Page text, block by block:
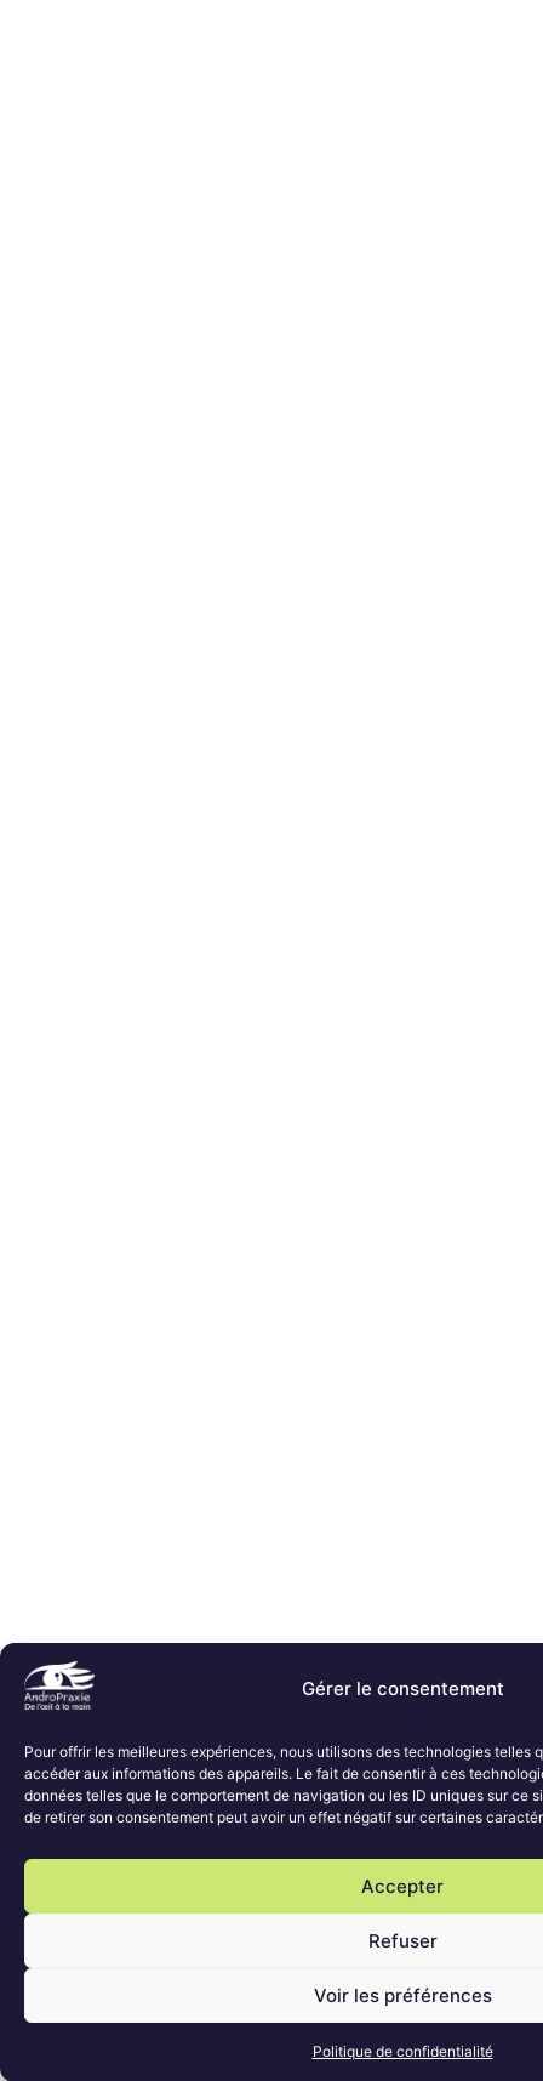
Gérer le consentement
Pour offrir les meilleures expériences, nous utilisons des technologies telles
accéder aux informations des appareils. Le fait de consentir à ces
données telles que le comportement de navigation ou les ID uniques sur ce
de retirer son consentement peut avoir un effet négatif sur certaines
Accepter
Refuser
Voir les préférences
Politique de confidentialité